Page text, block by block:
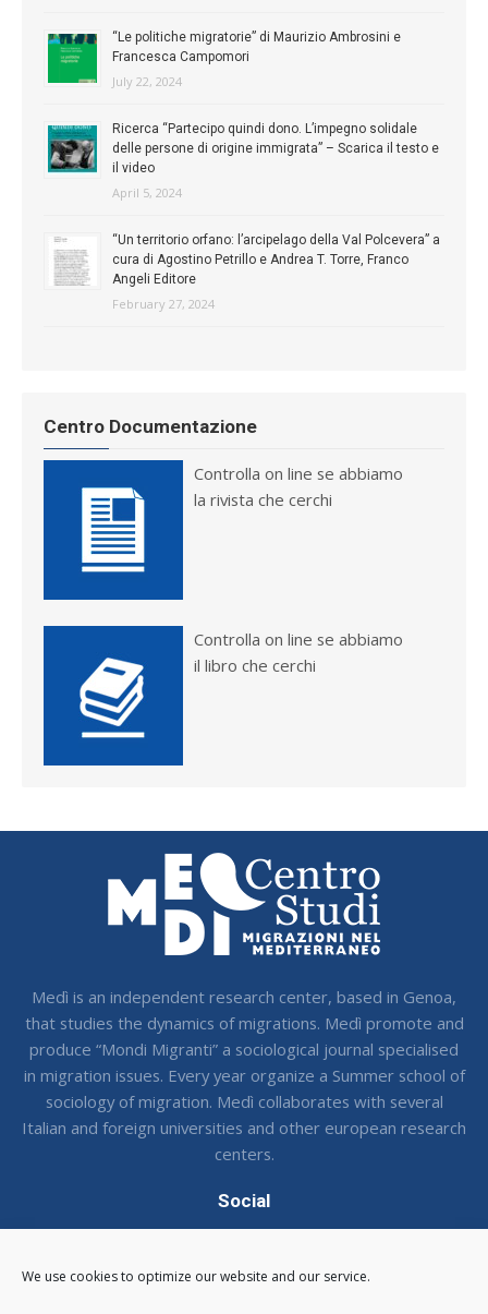
We use cookies to optimize our website and our service.
“Le politiche migratorie” di Maurizio Ambrosini e
Francesca Campomori
July 22, 2024
Ricerca “Partecipo quindi dono. L’impegno solidale
delle persone di origine immigrata” – Scarica il testo e
il video
April 5, 2024
“Un territorio orfano: l’arcipelago della Val Polcevera” a
cura di Agostino Petrillo e Andrea T. Torre, Franco
Angeli Editore
February 27, 2024
Centro Documentazione
Controlla on line se abbiamo
la rivista che cerchi
Controlla on line se abbiamo
il libro che cerchi
Medì is an independent research center, based in Genoa,
that studies the dynamics of migrations. Medì promote and
produce “Mondi Migranti” a sociological journal specialised
in migration issues. Every year organize a Summer school of
sociology of migration. Medì collaborates with several
Italian and foreign universities and other european research
centers.
Social